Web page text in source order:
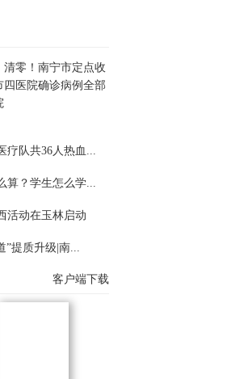
清零！南宁市定点收
四医院确诊病例全部
疗队共36人热血...
算？学生怎么学...
活动在玉林启动
”提质升级|南...
客户端下载